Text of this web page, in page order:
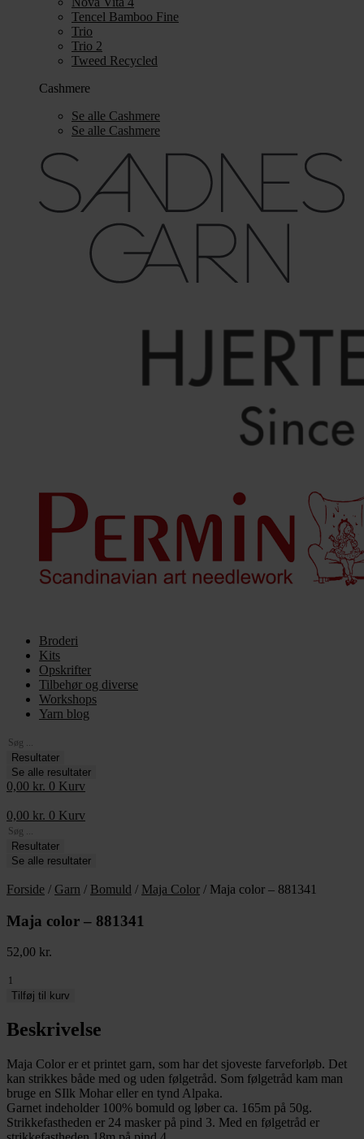
Tencel Bamboo Fine
Trio
Trio 2
Tweed Recycled
Cashmere
Se alle Cashmere
Se alle Cashmere
Broderi
Kits
Opskrifter
Tilbehør og diverse
Workshops
Yarn blog
Search
...Resultater
Se alle resultater
0,00 kr. 0 Kurv
0,00 kr. 0 Kurv
Search
...Resultater
Se alle resultater
Forside / Garn / Bomuld / Maja Color / Maja color – 881341
Maja color – 881341
52,00 kr.
Maja
color
881341
antal
Tilføj til kurv
Beskrivelse
Maja Color er et printet garn, som har det sjoveste farveforløb. Det
kan strikkes både med og uden følgetråd. Som følgetråd kam man
bruge en SIlk Mohar eller en tynd Alpaka.
Garnet indeholder 100% bomuld og løber ca. 165m på 50g.
Strikkefastheden er 24 masker på pind 3. Med en følgetråd er